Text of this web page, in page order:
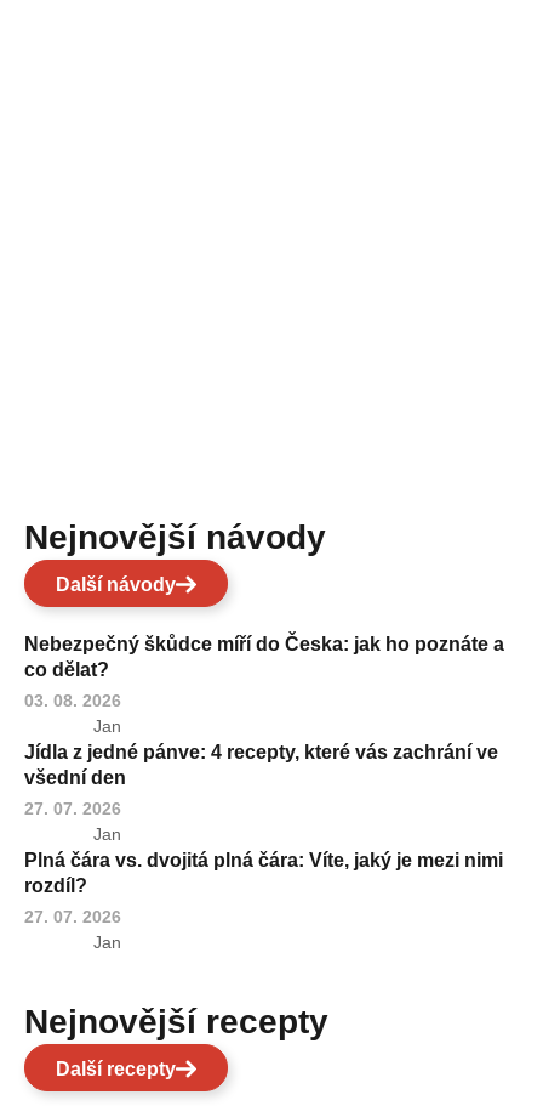
Nejnovější návody
Další návody
Nebezpečný škůdce míří do Česka: jak ho poznáte a
co dělat?
03. 08. 2026
Jan
Jídla z jedné pánve: 4 recepty, které vás zachrání ve
všední den
27. 07. 2026
Jan
Plná čára vs. dvojitá plná čára: Víte, jaký je mezi nimi
rozdíl?
27. 07. 2026
Jan
Nejnovější recepty
Další recepty